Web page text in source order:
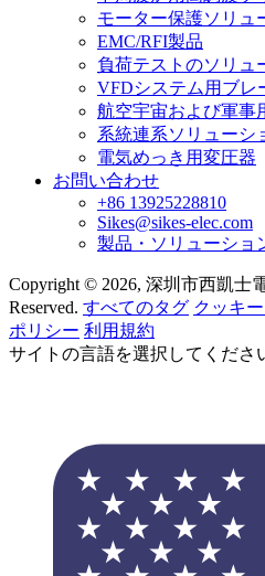
モーター保護ソリュ
EMC/RFI製品
負荷テストのソリュ
VFDシステム用ブレ
航空宇宙および軍事
系統連系ソリューシ
電気めっき用変圧器
お問い合わせ
+86 13925228810
Sikes@sikes-elec.com
製品・ソリューショ
Copyright © 2026, 深圳市西凱士
Reserved. すべてのタグ クッキ
ポリシー 利用規約
サイトの言語を選択してくださ